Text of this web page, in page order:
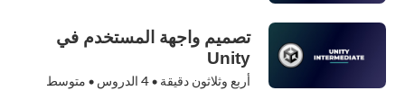
تصميم واجهة المستخدم في
Unity
أربع وثلاثون دقيقة •4 الدروس • متوسط